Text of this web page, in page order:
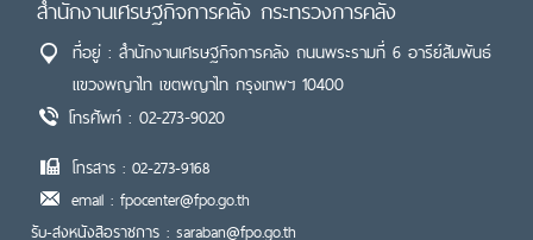
สำนักงานเศรษฐกิจการคลัง กระทรวงการคลัง
ที่อยู่ : สำนักงานเศรษฐกิจการคลัง ถนนพระรามที่ 6 อารีย์สัมพันธ์
แขวงพญาไท เขตพญาไท กรุงเทพฯ 10400
โทรศัพท์ : 02-273-9020
โทรสาร : 02-273-9168
email : fpocenter@fpo.go.th
รับ-ส่งหนังสือราชการ : saraban@fpo.go.th